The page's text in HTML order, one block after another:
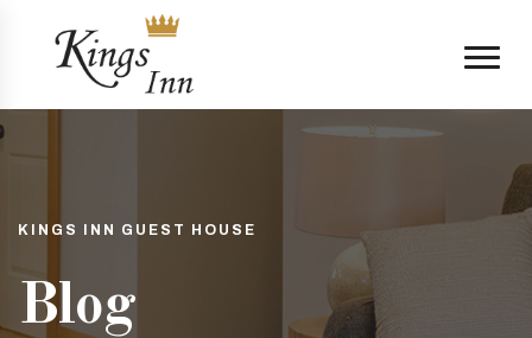
KINGS INN GUEST HOUSE
Blog